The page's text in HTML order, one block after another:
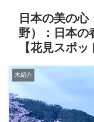
日本の美の
野）：日本の
【花見スポッ
木紹介